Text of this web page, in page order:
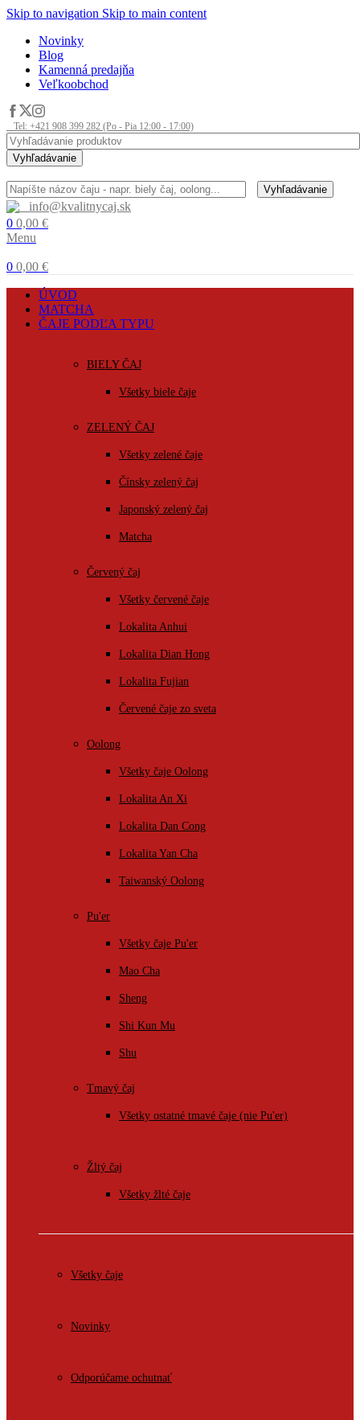
Skip to navigation Skip to main content
Novinky
Blog
Kamenná predajňa
Veľkoobchod
Tel: +421 908 399 282 (Po - Pia 12:00 - 17:00)
Vyhľadávanie
Vyhľadávanie
info@kvalitnycaj.sk
0 0,00 €
Menu
0 0,00 €
ÚVOD
MATCHA
ČAJE PODĽA TYPU
BIELY ČAJ
Všetky biele čaje
ZELENÝ ČAJ
Všetky zelené čaje
Čínsky zelený čaj
Japonský zelený čaj
Matcha
Červený čaj
Všetky červené čaje
Lokalita Anhui
Lokalita Dian Hong
Lokalita Fujian
Červené čaje zo sveta
Oolong
Všetky čaje Oolong
Lokalita An Xi
Lokalita Dan Cong
Lokalita Yan Cha
Taiwanský Oolong
Pu'er
Všetky čaje Pu'er
Mao Cha
Sheng
Shi Kun Mu
Shu
Tmavý čaj
Všetky ostatné tmavé čaje (nie Pu'er)
Žltý čaj
Všetky žlté čaje
Všetky čaje
Novinky
Odporúčame ochutnať